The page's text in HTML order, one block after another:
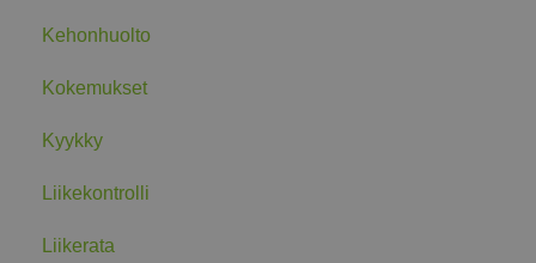
Kehonhuolto
Kokemukset
Kyykky
Liikekontrolli
Liikerata